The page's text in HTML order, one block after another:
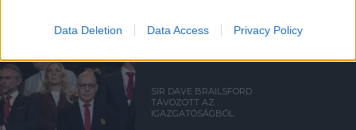
Data Deletion Data Access Privacy Policy
SIR DAVE BRAILSFORD
TÁVOZOTT AZ
IGAZGATÓSÁGBÓL